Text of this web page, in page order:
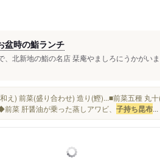
盆時の鮨ランチ
、北新地の鮨の名店 栞庵やましろにうかがい
え) 前菜(盛り合わせ) 造り(鰹)...■前菜五種 丸
肝醤油が乗った蒸しアワビ、 子持ち昆布...